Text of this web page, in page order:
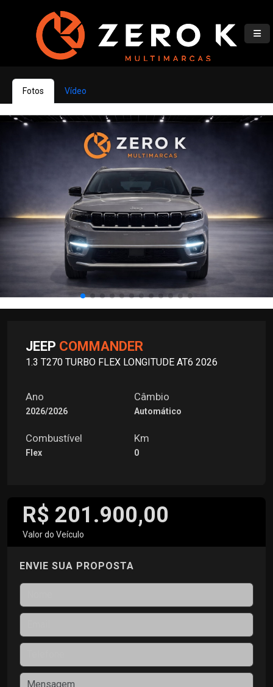
Fotos Vídeo
JEEP COMMANDER
1.3 T270 TURBO FLEX LONGITUDE AT6 2026
Ano
2026/2026
Câmbio
Automático
Combustível
Flex
Km
0
R$ 201.900,00
Valor do Veículo
ENVIE SUA PROPOSTA